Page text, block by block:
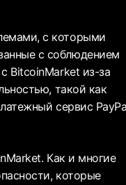
с которыми
с соблюдением
BitcoinMarket из-за
такой как
сервис
Как и многие
которые